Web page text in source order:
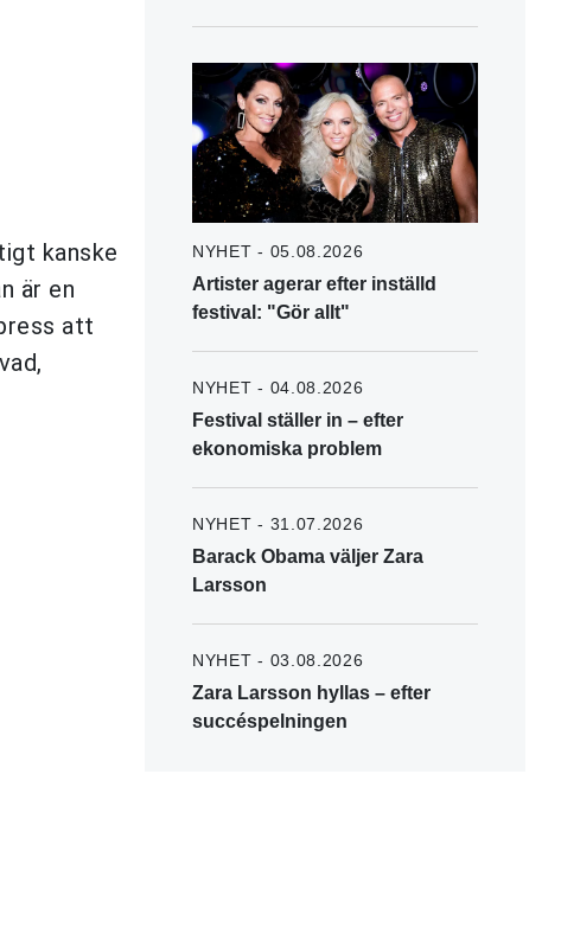
kanske
är en
att
NYHET - 05.08.2026
Artister agerar efter inställd
festival: "Gör allt"
NYHET - 04.08.2026
Festival ställer in – efter
ekonomiska problem
NYHET - 31.07.2026
Barack Obama väljer Zara
Larsson
NYHET - 03.08.2026
Zara Larsson hyllas – efter
succéspelningen